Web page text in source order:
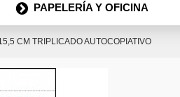
PAPELERÍA Y OFICINA
CM TRIPLICADO AUTOCOPIATIVO